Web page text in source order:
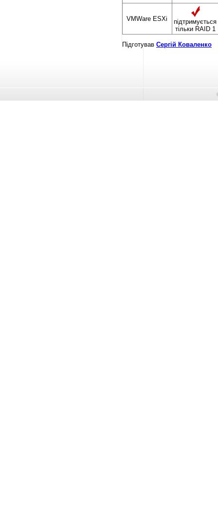
VMWare ESXi
підтримується
тільки RAID 1
Підготував Сергій Коваленко